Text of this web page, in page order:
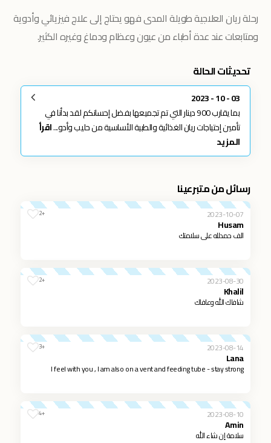
رحلة ريان العلاجية طويلة المدى فهو يحتاج إلى علاج فيزيائي وأدوية
ومتابعات عند عدة أطباء من عيون وعظام ودماغ وغيره الكثير.
تحديثات الحالة
03 - 10 - 2023
بما يقارب 900 دينار التي تم تجميعها بفضل إحسانكم لقد بدأنا في
تأمين إحتياجات ريان الغذائية والطبية الأساسية من حليب وأدو...اقرأ
المزيد
رسائل من متبرعينا
2023-10-07
+2
Husam
الف حمدلله على سلامتك
2023-08-30
+2
Khalil
شافاك الله وعافاك
2023-08-14
+3
Lana
I feel with you , I am also on a vent and feeding tube - stay strong
2023-08-10
+4
Amin
سلامة إن شاء الله